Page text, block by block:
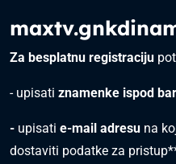
Za besplatnu registraciju
- upisati znamenke ispod
- upisati e-mail adresu na
dostaviti podatke za